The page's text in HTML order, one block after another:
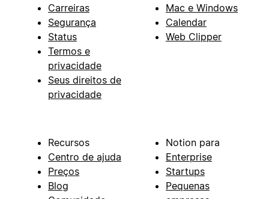
Carreiras
Segurança
Status
Termos e
privacidade
Seus direitos de
privacidade
Mac e Windows
Calendar
Web Clipper
Recursos
Centro de ajuda
Preços
Blog
Notion para
Enterprise
Startups
Pequenas